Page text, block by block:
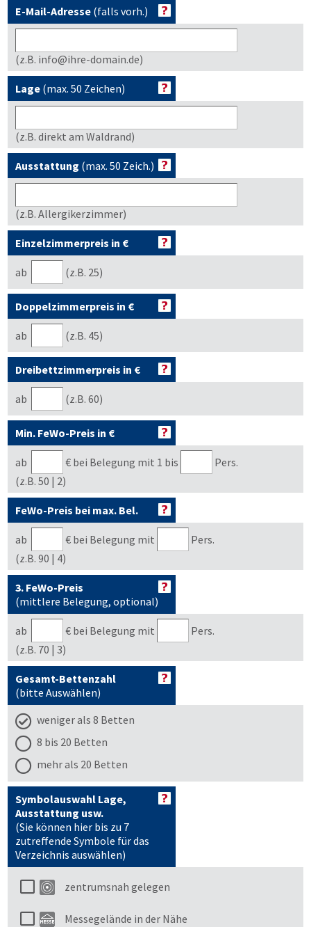
E-Mail-Adresse (falls vorh.)
(z.B. info@ihre-domain.de)
Lage (max. 50 Zeichen)
(z.B. direkt am Waldrand)
Ausstattung (max. 50 Zeich.)
(z.B. Allergikerzimmer)
Einzelzimmerpreis in €
ab (z.B. 25)
Doppelzimmerpreis in €
ab (z.B. 45)
Dreibettzimmerpreis in €
ab (z.B. 60)
Min. FeWo-Preis in €
ab € bei Belegung mit 1 bis
Pers.
(z.B. 50 | 2)
FeWo-Preis bei max. Bel.
ab € bei Belegung mit
Pers.
(z.B. 90 | 4)
3. FeWo-Preis
(mittlere Belegung, optional)
ab € bei Belegung mit
Pers.
(z.B. 70 | 3)
Gesamt-Bettenzahl
(bitte Auswählen)
weniger als 8 Betten
8 bis 20 Betten
mehr als 20 Betten
Symbolauswahl Lage,
Ausstattung usw.
(Sie können hier bis zu 7
zutreffende Symbole für das
Verzeichnis auswählen)
zentrumsnah gelegen
Messegelände in der Nähe